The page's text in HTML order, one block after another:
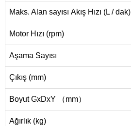
Maks. Alan sayısı Akış Hızı (L / dak)
Motor Hızı (rpm)
Aşama Sayısı
Çıkış (mm)
Boyut GxDxY （mm）
Ağırlık (kg)